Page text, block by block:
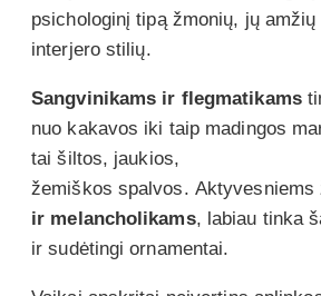
psichologinį tipą žmonių, jų
interjero stilių.
Sangvinikams ir flegmatikams
nuo kakavos iki taip madingos
tai šiltos, jaukios,
žemiškos spalvos.
ir melancholikams, labiau tinka
ir sudėtingi ornamentai.